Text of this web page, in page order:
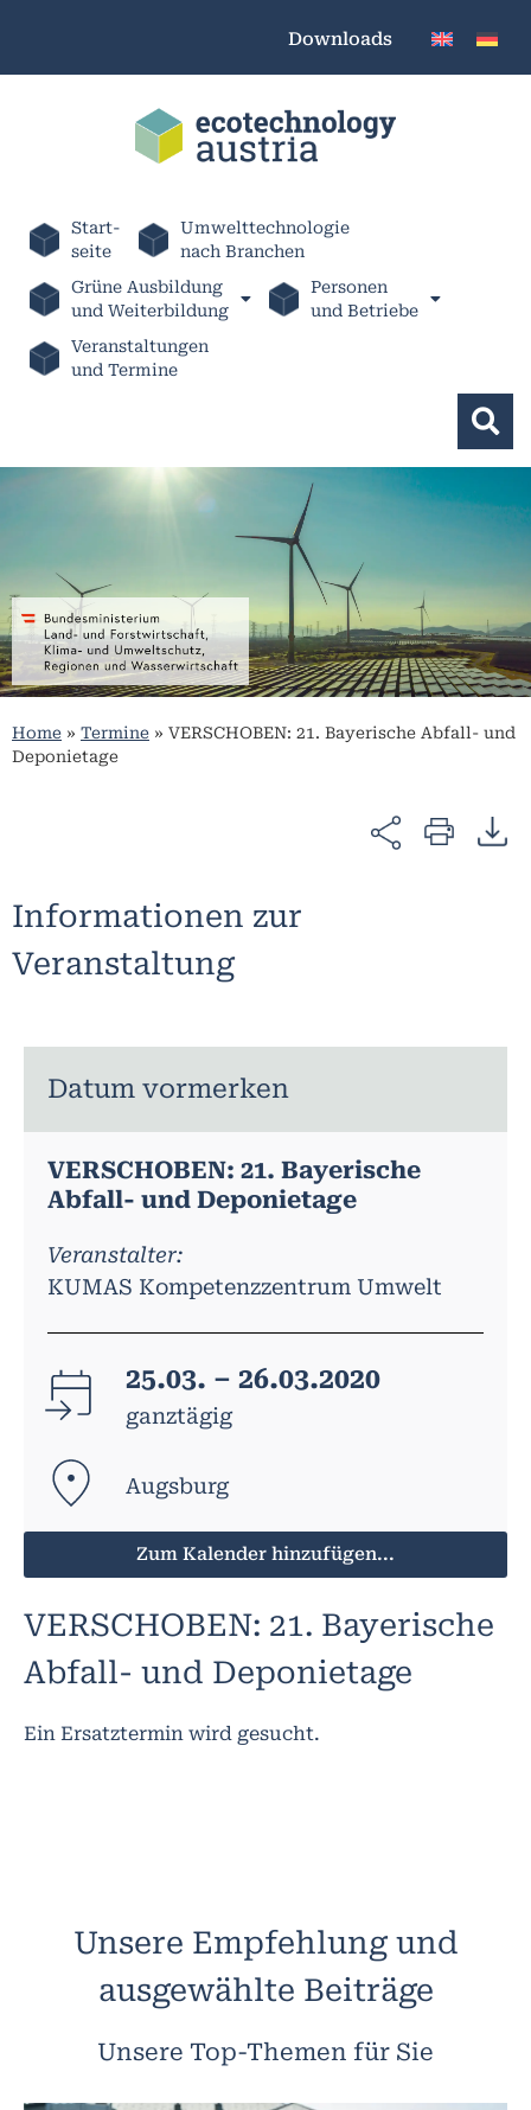
Downloads
Start-
seite
Umwelttechnologie
nach Branchen
Grüne Ausbildung
und Weiterbildung
Personen
und Betriebe
Veranstaltungen
und Termine
Home » Termine » VERSCHOBEN: 21. Bayerische Abfall- und
Deponietage
Informationen zur
Veranstaltung
Datum vormerken
VERSCHOBEN: 21. Bayerische
Abfall- und Deponietage
Veranstalter:
KUMAS Kompetenzzentrum Umwelt
25.03. – 26.03.2020
ganztägig
Augsburg
Zum Kalender hinzufügen...
VERSCHOBEN: 21. Bayerische
Abfall- und Deponietage
Ein Ersatztermin wird gesucht.
Unsere Empfehlung und
ausgewählte Beiträge
Unsere Top-Themen für Sie